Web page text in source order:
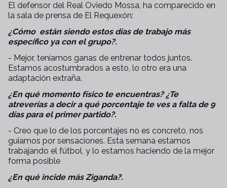
El defensor del Real Oviedo Mossa, ha comparecido en
la sala de prensa de El Requexón:
¿Cómo están siendo estos días de trabajo más
específico ya con el grupo?.
- Mejor, teníamos ganas de entrenar todos juntos.
Estamos acostumbrados a esto, lo otro era una
adaptación extraña.
¿En qué momento físico te encuentras? ¿Te
atreverías a decir a qué porcentaje te ves a falta de 9
días para el primer partido?.
- Creo que lo de los porcentajes no es concreto, nos
guiamos por sensaciones. Esta semana estamos
trabajando el fútbol, y lo estamos haciendo de la mejor
forma posible
¿En qué incide más Ziganda?.